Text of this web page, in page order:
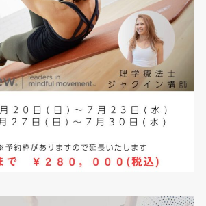
/アクセス Studio&Access
質問 FAQs
わせ Contact Us